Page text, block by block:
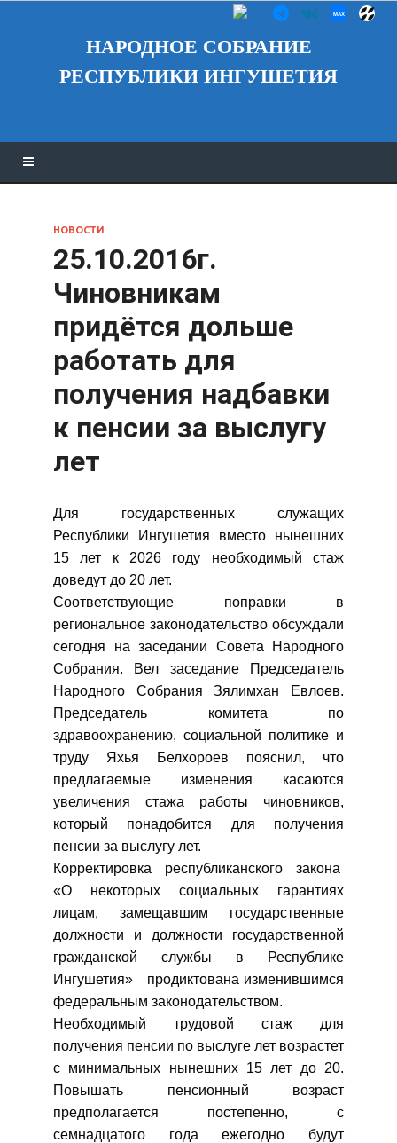
НАРОДНОЕ СОБРАНИЕ
РЕСПУБЛИКИ ИНГУШЕТИЯ
НОВОСТИ
25.10.2016г.
Чиновникам
придётся дольше
работать для
получения надбавки
к пенсии за выслугу
лет
Для государственных служащих
Республики Ингушетия вместо нынешних
15 лет к 2026 году необходимый стаж
доведут до 20 лет.
Соответствующие поправки в
региональное законодательство обсуждали
сегодня на заседании Совета Народного
Собрания. Вел заседание Председатель
Народного Собрания Зялимхан Евлоев.
Председатель комитета по
здравоохранению, социальной политике и
труду Яхья Белхороев пояснил, что
предлагаемые изменения касаются
увеличения стажа работы чиновников,
который понадобится для получения
пенсии за выслугу лет.
Корректировка республиканского закона
«О некоторых социальных гарантиях
лицам, замещавшим государственные
должности и должности государственной
гражданской службы в Республике
Ингушетия» продиктована изменившимся
федеральным законодательством.
Необходимый трудовой стаж для
получения пенсии по выслуге лет возрастет
с минимальных нынешних 15 лет до 20.
Повышать пенсионный возраст
предполагается постепенно, с
семнадцатого года ежегодно будут